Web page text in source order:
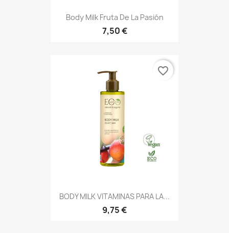
Body Milk Fruta De La Pasión
7,50 €
BODY MILK VITAMINAS PARA LA...
9,75 €
favorite_border